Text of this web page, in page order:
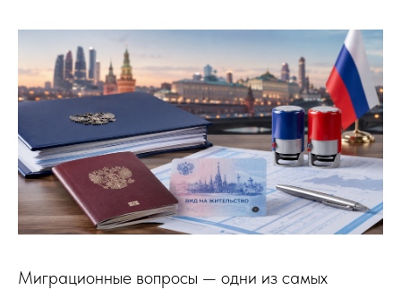
Миграционные вопросы — одни из самых